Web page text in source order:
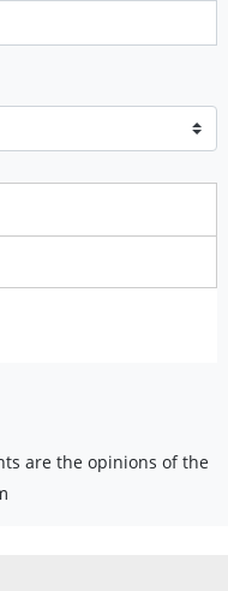
are the opinions of the